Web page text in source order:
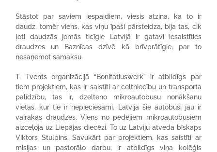
Stāstot par saviem iespaidiem, viesis atzina, ka to ir
daudz, tomēr viens, kas viņu īpaši pārsteidza, bija tas, cik
ļoti daudzās jomās ticīgie Latvijā ir gatavi iesaistīties
draudzes un Baznīcas dzīvē kā brīvprātīgie, par to
nesaņemot samaksu.
T. Tvents organizācijā “Bonifatiuswerk” ir atbildīgs par
tiem projektiem, kas ir saistīti ar celtniecību un transporta
palīdzību, tas ir, dzelteno mikroautobusu nonākšanu
vietās, kur tie ir nepieciešami. Latvijā šie autobusi jau ir
vairākās draudzēs. Viens no pēdējiem mikroautobusiem
aizceļoja uz Liepājas diecēzi. To uz Latviju atveda bīskaps
Viktors Stulpins. Savukārt par projektiem, kas saistīti ar
misijas un pastorālo darbu, ir atbildīgs viņa kolēģis